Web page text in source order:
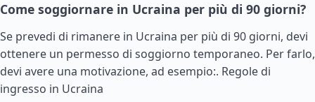
Come soggiornare in Ucraina per più di 90 giorni?
Se prevedi di rimanere in Ucraina per più di 90 giorni, devi
ottenere un permesso di soggiorno temporaneo. Per farlo,
devi avere una motivazione, ad esempio:. Regole di
ingresso in Ucraina